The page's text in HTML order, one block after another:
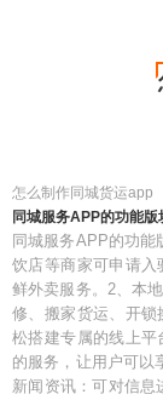
怎么制作同城货运app
同城服务APP的功能版
同城服务APP的功能
饮店等商家可申请
鲜外卖服务。2、本
修、搬家货运、开
松搭建专属的线上
的服务，让用户可以
新闻资讯：可对信息